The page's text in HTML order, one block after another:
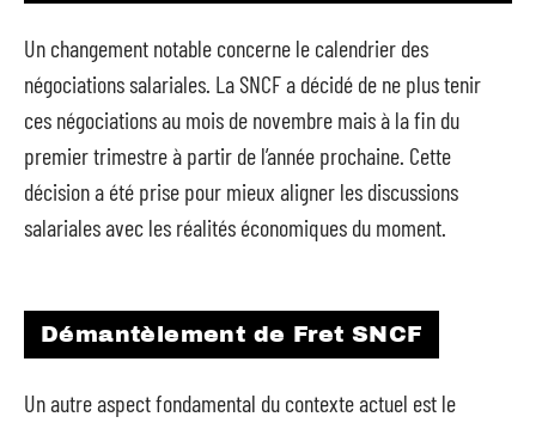
Un changement notable concerne le calendrier des
négociations salariales. La SNCF a décidé de ne plus tenir
ces négociations au mois de novembre mais à la fin du
premier trimestre à partir de l’année prochaine. Cette
décision a été prise pour mieux aligner les discussions
salariales avec les réalités économiques du moment.
Démantèlement de Fret SNCF
Un autre aspect fondamental du contexte actuel est le